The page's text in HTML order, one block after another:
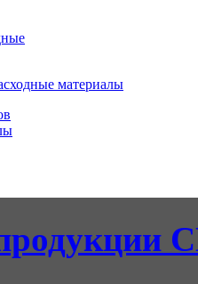
материалы